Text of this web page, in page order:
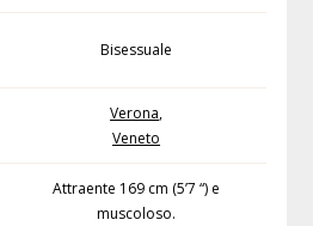
Bisessuale
Verona,
Veneto
Attraente 169 cm (5’7 “) e
muscoloso.